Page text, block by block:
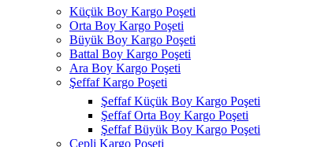
Küçük Boy Kargo Poşeti
Orta Boy Kargo Poşeti
Büyük Boy Kargo Poşeti
Battal Boy Kargo Poşeti
Ara Boy Kargo Poşeti
Şeffaf Kargo Poşeti
Şeffaf Küçük Boy Kargo Poşeti
Şeffaf Orta Boy Kargo Poşeti
Şeffaf Büyük Boy Kargo Poşeti
Cepli Kargo Poşeti